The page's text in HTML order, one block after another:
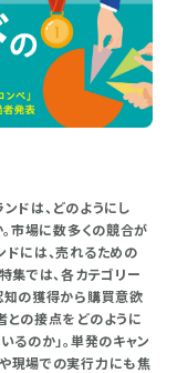
ドは、どのようにし
市場に数多くの競合が
ドには、売れるための
集では、各カテゴリー
知の獲得から購買意欲
の接点をどのように
るのか」。単発のキャン
現場での実行力にも焦